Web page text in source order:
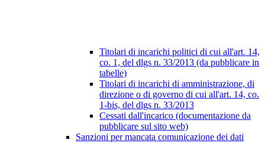
Titolari di incarichi politici di cui all'art. 14,
co. 1, del dlgs n. 33/2013 (da pubblicare in
tabelle)
Titolari di incarichi di amministrazione, di
direzione o di governo di cui all'art. 14, co.
1-bis, del dlgs n. 33/2013
Cessati dall'incarico (documentazione da
pubblicare sul sito web)
Sanzioni per mancata comunicazione dei dati